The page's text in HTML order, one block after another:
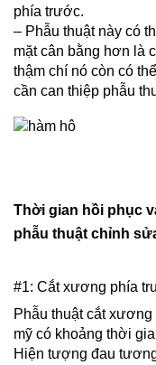
phía trước.
– Phẫu thuật này có
mặt cân bằng hơn là
thậm chí nó còn có
cần can thiệp phẫu
Thời gian hồi phục
phẫu thuật chỉnh
#1: Cắt xương phía
Phẫu thuật cắt
mỹ có khoảng thời
Hiện tượng đau